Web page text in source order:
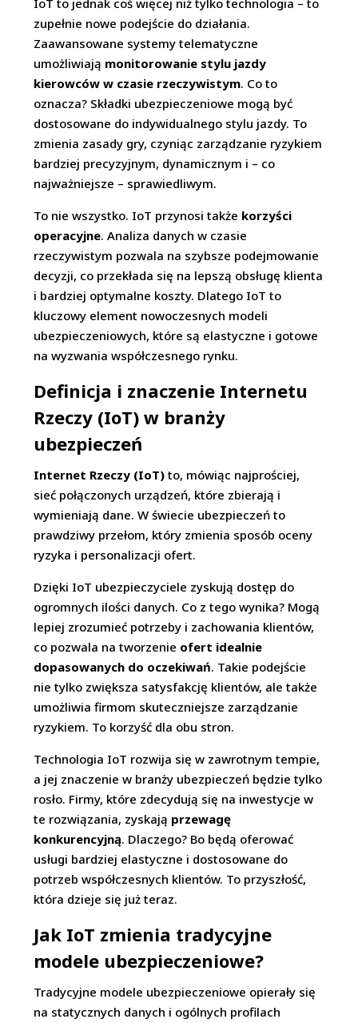
IoT to jednak coś więcej niż tylko technologia – to
zupełnie nowe podejście do działania.
Zaawansowane systemy telematyczne
umożliwiają monitorowanie stylu jazdy
kierowców w czasie rzeczywistym. Co to
oznacza? Składki ubezpieczeniowe mogą być
dostosowane do indywidualnego stylu jazdy. To
zmienia zasady gry, czyniąc zarządzanie ryzykiem
bardziej precyzyjnym, dynamicznym i – co
najważniejsze – sprawiedliwym.
To nie wszystko. IoT przynosi także korzyści
operacyjne. Analiza danych w czasie
rzeczywistym pozwala na szybsze podejmowanie
decyzji, co przekłada się na lepszą obsługę klienta
i bardziej optymalne koszty. Dlatego IoT to
kluczowy element nowoczesnych modeli
ubezpieczeniowych, które są elastyczne i gotowe
na wyzwania współczesnego rynku.
Definicja i znaczenie Internetu
Rzeczy (IoT) w branży
ubezpieczeń
Internet Rzeczy (IoT) to, mówiąc najprościej,
sieć połączonych urządzeń, które zbierają i
wymieniają dane. W świecie ubezpieczeń to
prawdziwy przełom, który zmienia sposób oceny
ryzyka i personalizacji ofert.
Dzięki IoT ubezpieczyciele zyskują dostęp do
ogromnych ilości danych. Co z tego wynika? Mogą
lepiej zrozumieć potrzeby i zachowania klientów,
co pozwala na tworzenie ofert idealnie
dopasowanych do oczekiwań. Takie podejście
nie tylko zwiększa satysfakcję klientów, ale także
umożliwia firmom skuteczniejsze zarządzanie
ryzykiem. To korzyść dla obu stron.
Technologia IoT rozwija się w zawrotnym tempie,
a jej znaczenie w branży ubezpieczeń będzie tylko
rosło. Firmy, które zdecydują się na inwestycje w
te rozwiązania, zyskają przewagę
konkurencyjną. Dlaczego? Bo będą oferować
usługi bardziej elastyczne i dostosowane do
potrzeb współczesnych klientów. To przyszłość,
która dzieje się już teraz.
Jak IoT zmienia tradycyjne
modele ubezpieczeniowe?
Tradycyjne modele ubezpieczeniowe opierały się
na statycznych danych i ogólnych profilach